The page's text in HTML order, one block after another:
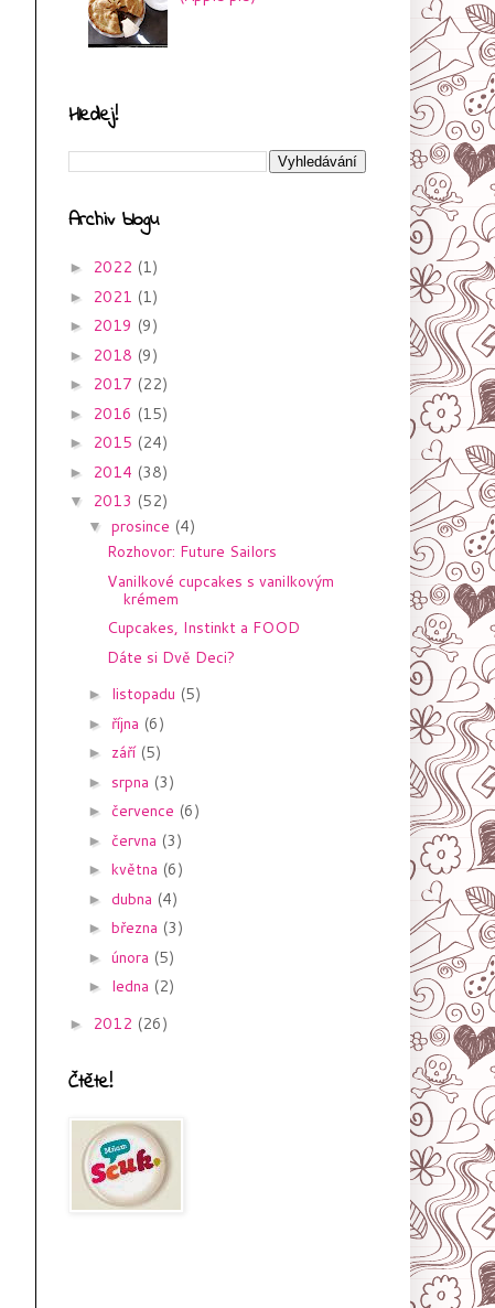
Hledej!
Archiv blogu
► 2022 (1)
► 2021 (1)
► 2019 (9)
► 2018 (9)
► 2017 (22)
► 2016 (15)
► 2015 (24)
► 2014 (38)
▼ 2013 (52)
▼ prosince (4)
Rozhovor: Future Sailors
Vanilkové cupcakes s vanilkovým
krémem
Cupcakes, Instinkt a FOOD
Dáte si Dvě Deci?
► listopadu (5)
► října (6)
► září (5)
► srpna (3)
► července (6)
► června (3)
► května (6)
► dubna (4)
► března (3)
► února (5)
► ledna (2)
► 2012 (26)
Čtěte!